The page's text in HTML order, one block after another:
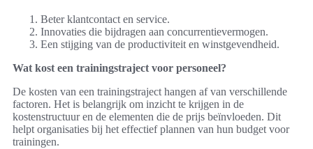
Beter klantcontact en service.
Innovaties die bijdragen aan concurrentievermogen.
Een stijging van de productiviteit en winstgevendheid.
Wat kost een trainingstraject voor personeel?
De kosten van een trainingstraject hangen af van verschillende
factoren. Het is belangrijk om inzicht te krijgen in de
kostenstructuur en de elementen die de prijs beïnvloeden. Dit
helpt organisaties bij het effectief plannen van hun budget voor
trainingen.